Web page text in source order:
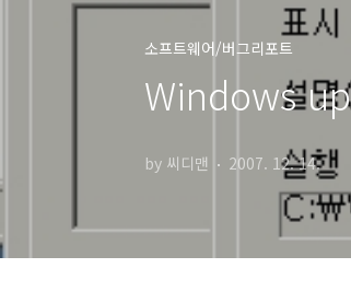
소프트웨어/버그리포트
Windows
by 씨디맨 2007. 12. 14.